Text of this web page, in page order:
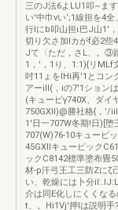
三のJ法6よLU1叩~ま
い'中巾vい‘;1線担を4
行lにb叩山担ι巴J山1'
切り欠さ加lカがf必2些
Jて〈ただ，さL、。③
1，'，1り、1:1){リMLf
吋11ょをlHi再'1とコン
アーill(，iの7'1ション
(キューピγ740X、ダイ
750GXII)@勝社格{，'/
1'日一707W冬期!日)[堕
707(W)76-10キューピ
45GXIIキューピック
ックC8142標準塗布畳
材-p汗弓王工三防Zにζ
い、乾燥には卜分
介は同E化しにくくな
t、。Hi1Vj'押lは説明手